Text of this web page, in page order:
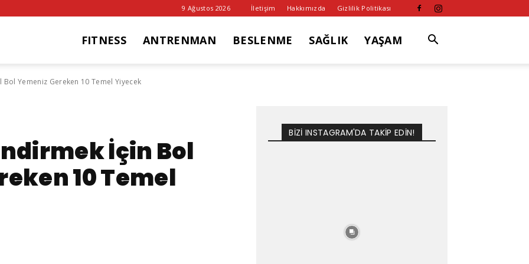
9 Ağustos 2026 İletişim Hakkımızda Gizlilik Politikası
FITNESS ANTRENMAN BESLENME SAĞLIK YAŞAM
Yemeniz Gereken 10 Temel Yiyecek
İçin Bol
10 Temel
BİZİ INSTAGRAM'DA TAKİP EDİN!